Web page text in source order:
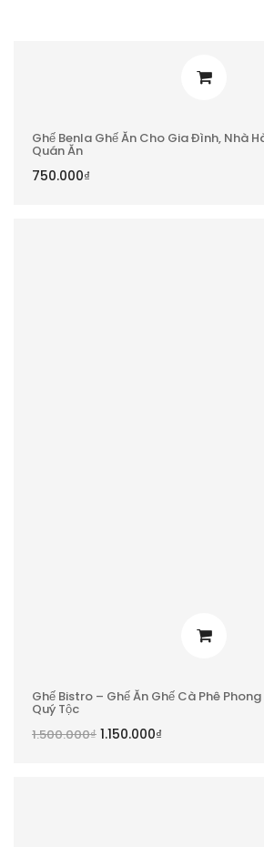
Ghế Benla Ghế Ăn Cho Gia Đình, Nhà
Quán Ăn
750.000₫
Ghế Bistro – Ghế Ăn Ghế Cà Phê
Quý Tộc
1.500.000₫ 1.150.000₫